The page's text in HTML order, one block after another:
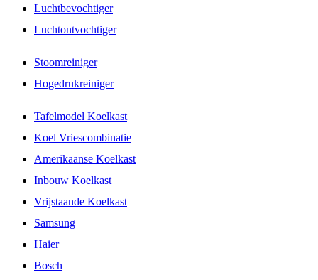
Luchtbevochtiger
Luchtontvochtiger
Stoomreiniger
Hogedrukreiniger
Tafelmodel Koelkast
Koel Vriescombinatie
Amerikaanse Koelkast
Inbouw Koelkast
Vrijstaande Koelkast
Samsung
Haier
Bosch